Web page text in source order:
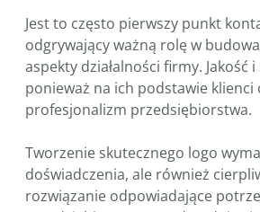
Jest to często pierwszy punkt
odgrywający ważną rolę w
aspekty działalności firmy.
ponieważ na ich podstawie klienci
profesjonalizm przedsiębiorstwa.
Tworzenie skutecznego logo
doświadczenia, ale również
rozwiązanie odpowiadające